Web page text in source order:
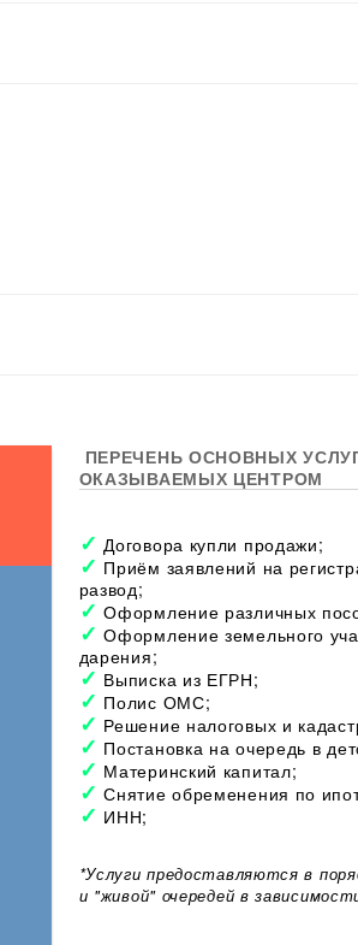
ПЕРЕЧЕНЬ ОСНОВНЫХ
ОКАЗЫВАЕМЫХ ЦЕНТРОМ
Договора купли продажи;
Приём заявлений на
развод;
Оформление различных
Оформление земельного
дарения;
Выписка из ЕГРН;
Полис ОМС;
Решение налоговых и
Постановка на очередь в
Материнский капитал;
Снятие обременения по
ИНН;
*Услуги предоставляются в
и "живой" очередей в